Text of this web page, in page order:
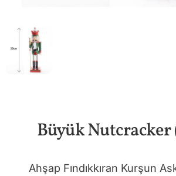
Büyük Nutcracker
Ahşap Fındıkkıran Kurşun